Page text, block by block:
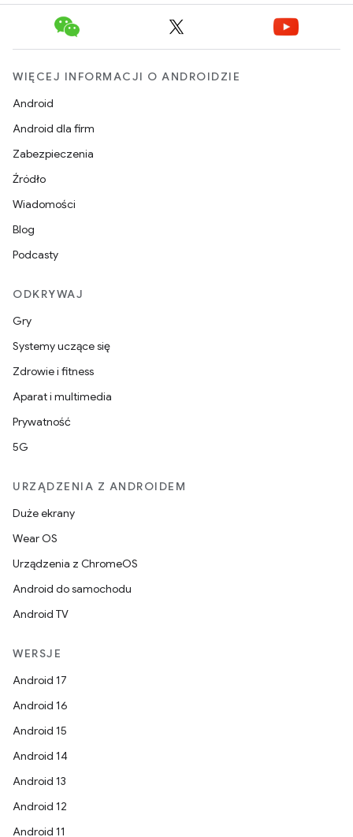
WIĘCEJ INFORMACJI O ANDROIDZIE
Android
Android dla firm
Zabezpieczenia
Źródło
Wiadomości
Blog
Podcasty
ODKRYWAJ
Gry
Systemy uczące się
Zdrowie i fitness
Aparat i multimedia
Prywatność
5G
URZĄDZENIA Z ANDROIDEM
Duże ekrany
Wear OS
Urządzenia z ChromeOS
Android do samochodu
Android TV
WERSJE
Android 17
Android 16
Android 15
Android 14
Android 13
Android 12
Android 11